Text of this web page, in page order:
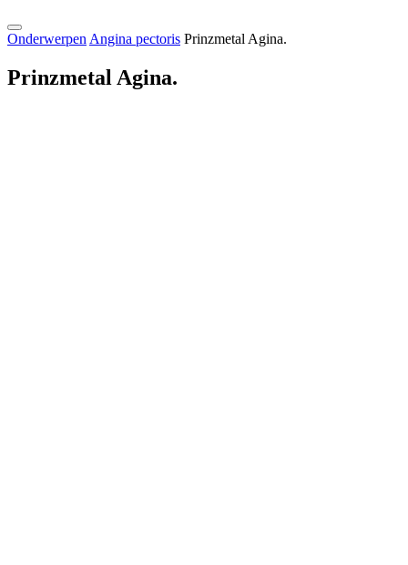
Onderwerpen Angina pectoris Prinzmetal Agina.
Prinzmetal Agina.